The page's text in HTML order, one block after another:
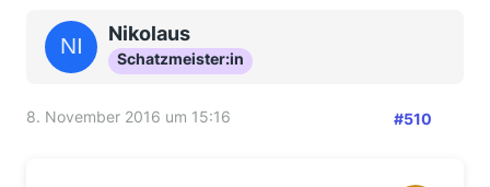
Nikolaus
Schatzmeister:in
8. November 2016 um 15:16 #510